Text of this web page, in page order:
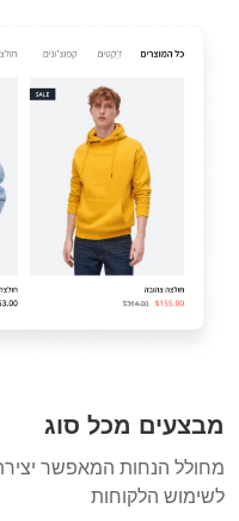
מבצעים מכל סוג
מחולל הנחות המאפשר יצירת
לשימוש הלקוחות